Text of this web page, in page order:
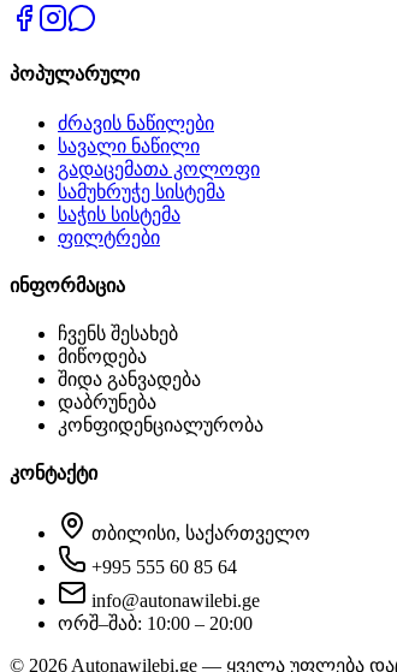
პოპულარული
ძრავის ნაწილები
სავალი ნაწილი
გადაცემათა კოლოფი
სამუხრუჭე სისტემა
საჭის სისტემა
ფილტრები
ინფორმაცია
ჩვენს შესახებ
მიწოდება
შიდა განვადება
დაბრუნება
კონფიდენციალურობა
კონტაქტი
თბილისი, საქართველო
+995 555 60 85 64
info@autonawilebi.ge
ორშ–შაბ: 10:00 – 20:00
© 2026 Autonawilebi.ge — ყველა უფლება